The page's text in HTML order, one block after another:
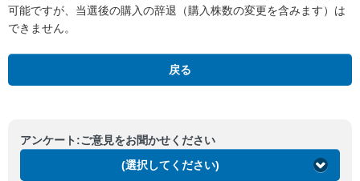
可能ですが、当選後の購入の辞退（購入株数の変更を含みます）は
できません。
戻る
アンケート:ご意見をお聞かせください
(選択してください)